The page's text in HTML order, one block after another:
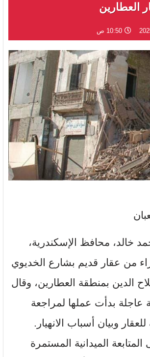
العطارين
10:50 ص
خالد، محافظ الإسكندرية،
من عقار قديم بشارع الخديوي
الدين بمنطقة العطارين، وقال
عاجلة بدأت عملها لمراجعة
للعقار وبيان أسباب الانهيار.
الميدانية المستمرة